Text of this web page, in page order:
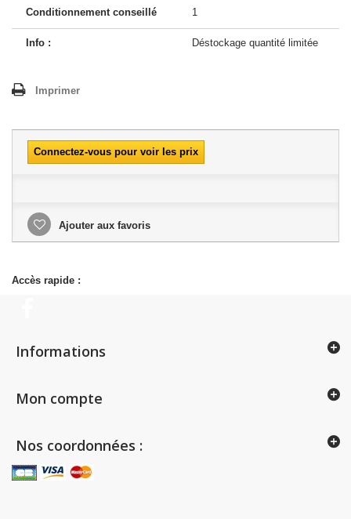
Conditionnement conseillé 1
Info : Déstockage quantité limitée
Imprimer
Connectez-vous pour voir les prix
Ajouter aux favoris
Accès rapide :
Informations
Mon compte
Nos coordonnées :